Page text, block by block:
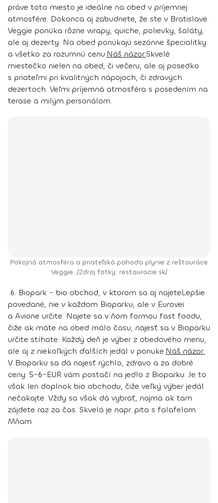
práve toto miesto je ideálne na obed v príjemnej
atmosfére. Dokonca aj zabudnete, že ste v Bratislave.
Veggie ponúka rôzne wrapy, quiche, polievky, šaláty,
ale aj dezerty. Na obed ponúkajú sezónne špecialitky
a všetko za rozumnú cenu.Náš názor:Skvelé
miestečko nielen na obed, či večeru, ale aj posedko
s priateľmi pri kvalitných nápojoch, či zdravých
dezertoch. Veľmi príjemná atmosféra s posedením na
terase a milým personálom.
Pokojná atmosféra a priateľská pohoda plynie z reštauráce
Veggie. /Zdroj fotky: restauracie.sk/
6. Biopark - bio obchod, v ktorom sa aj najeteLepšie
povedané, nie v každom Bioparku, ale v Eurovei
a Avione určite. Najete sa v ňom formou fast foodu,
čiže ak máte na obed málo času, najesť sa v Bioparku
určite stíhate. Každý deň je výber z obedového menu,
ale aj z niekoľkých ďalších jedál v ponuke.Náš názor:
V Bioparku sa dá najesť rýchlo, zdravo a za dobré
ceny. 5-6-EUR vám postačí na jedlo z Bioparku. Je to
však len doplnok bio obchodu, čiže veľký výber jedál
nečakajte. Vždy sa však dá vybrať, najmä ak tam
zájdete raz za čas. Skvelá je napr. pita s falafelom.
Mňam.